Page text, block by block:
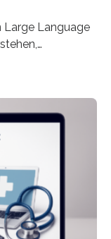
Large Language
Ruhr-
Bochum in
die
Sprachmodell
Intelligenz
bewussten